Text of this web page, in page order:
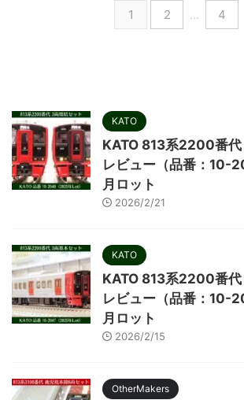
1 2 … 4
KATO
KATO 813系2200番代
レビュー（品番：10-
月ロット
2026/2/21
KATO
KATO 813系2200番代
レビュー（品番：10-
月ロット
2026/2/15
OtherMakers